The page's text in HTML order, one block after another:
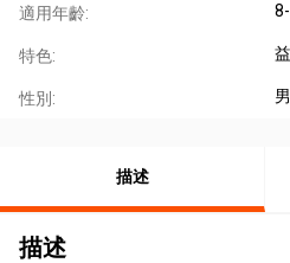
適用年齡:
特色:
性別:
描述
描述